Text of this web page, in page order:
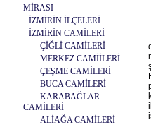
MİRASI
İZMİRİN İLÇELERİ
İZMİRİN CAMİLERİ
ÇİĞLİ CAMİLERİ
MERKEZ CAMİİLERİ
ÇEŞME CAMİLERİ
BUCA CAMİLERİ
KARABAĞLAR
CAMİLERİ
ALİAĞA CAMİLERİ